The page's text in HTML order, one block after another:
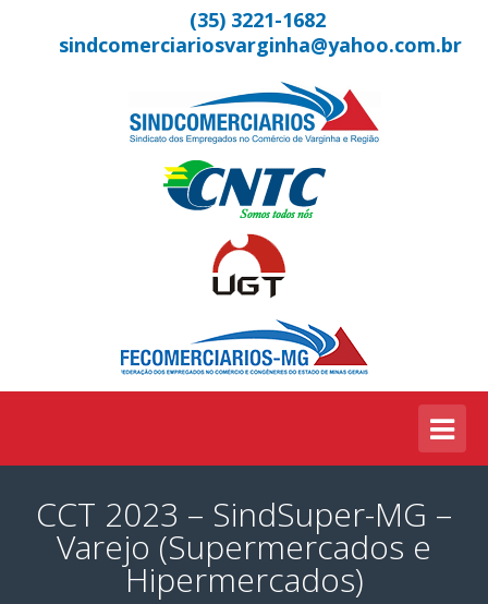
(35) 3221-1682
sindcomerciariosvarginha@yahoo.com.br
CCT 2023 – SindSuper-MG –
Varejo (Supermercados e
Hipermercados)